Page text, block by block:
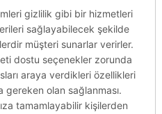
gizlilik gibi bir hizmetleri
sağlayabilecek şekilde
müşteri sunarlar verirler.
dostu seçenekler zorunda
araya verdikleri özellikleri
olan sağlanması.
tamamlayabilir kişilerden